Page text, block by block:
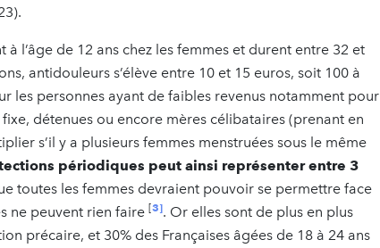
l’âge de 12 ans chez les femmes et durent entre 32 et
antidouleurs s’élève entre 10 et 15 euros, soit 100 à
les personnes ayant de faibles revenus notamment pour
détenues ou encore mères célibataires (prenant en
s’il y a plusieurs femmes menstruées sous le même
périodiques peut ainsi représenter entre 3
toutes les femmes devraient pouvoir se permettre face
ne peuvent rien faire [3]. Or elles sont de plus en plus
précaire, et 30% des Françaises âgées de 18 à 24 ans